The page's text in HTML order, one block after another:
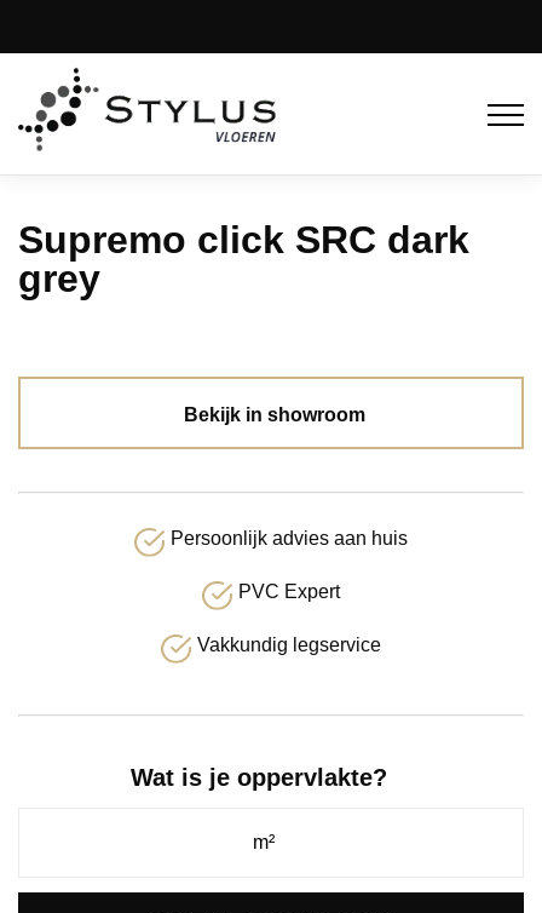
Supremo click SRC dark
grey
Bekijk in showroom
Persoonlijk advies aan huis
PVC Expert
Vakkundig legservice
Wat is je oppervlakte?